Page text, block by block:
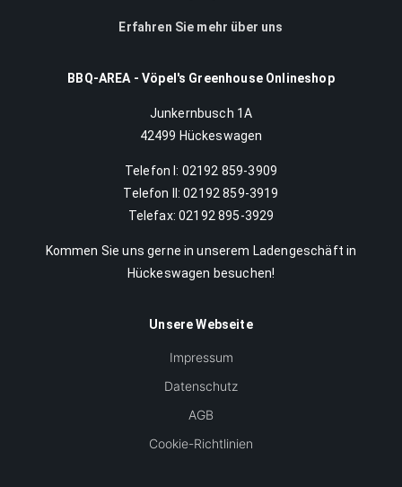
Erfahren Sie mehr über uns
BBQ-AREA - Vöpel's Greenhouse Onlineshop
Junkernbusch 1A
42499 Hückeswagen
Telefon I: 02192 859-3909
Telefon II: 02192 859-3919
Telefax: 02192 895-3929
Kommen Sie uns gerne in unserem Ladengeschäft in
Hückeswagen besuchen!
Unsere Webseite
Impressum
Datenschutz
AGB
Cookie-Richtlinien